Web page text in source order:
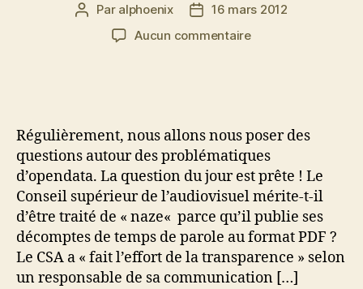
Auteur
l’article
Par alphoenix
Date16 mars 2012
Aucun commentairesur
de
parole
Régulièrement, nous allons nous poser des
questions autour des problématiques
d’opendata. La question du jour est prête ! Le
Conseil supérieur de l’audiovisuel mérite-t-il
d’être traité de « naze« parce qu’il publie ses
décomptes de temps de parole au format PDF ?
Le CSA a « fait l’effort de la transparence » selon
un responsable de sa communication […]